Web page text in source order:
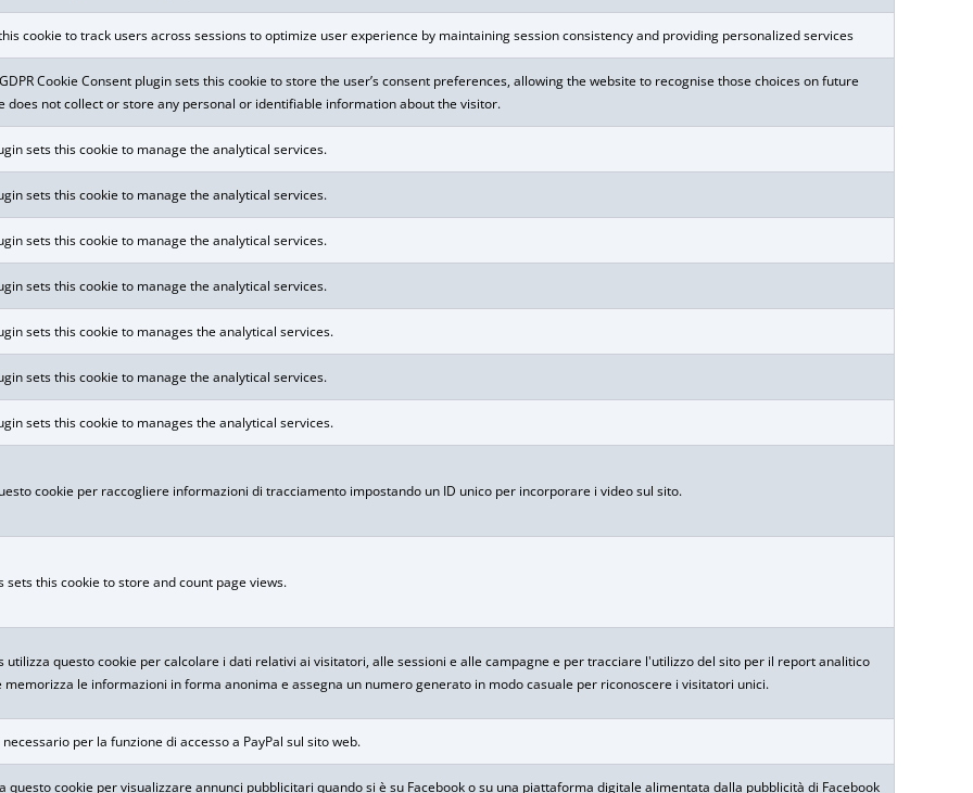
cookie to track users across sessions to optimize user experience by maintaining session consistency and providing personalized services
Cookie Consent plugin sets this cookie to store the user’s consent preferences, allowing the website to recognise those choices on future
does not collect or store any personal or identifiable information about the visitor.
sets this cookie to manage the analytical services.
sets this cookie to manage the analytical services.
sets this cookie to manage the analytical services.
sets this cookie to manage the analytical services.
sets this cookie to manages the analytical services.
sets this cookie to manage the analytical services.
sets this cookie to manages the analytical services.
cookie per raccogliere informazioni di tracciamento impostando un ID unico per incorporare i video sul sito.
sets this cookie to store and count page views.
utilizza questo cookie per calcolare i dati relativi ai visitatori, alle sessioni e alle campagne e per tracciare l'utilizzo del sito per il report analitico
memorizza le informazioni in forma anonima e assegna un numero generato in modo casuale per riconoscere i visitatori unici.
per la funzione di accesso a PayPal sul sito web.
questo cookie per visualizzare annunci pubblicitari quando si è su Facebook o su una piattaforma digitale alimentata dalla pubblicità di Facebook